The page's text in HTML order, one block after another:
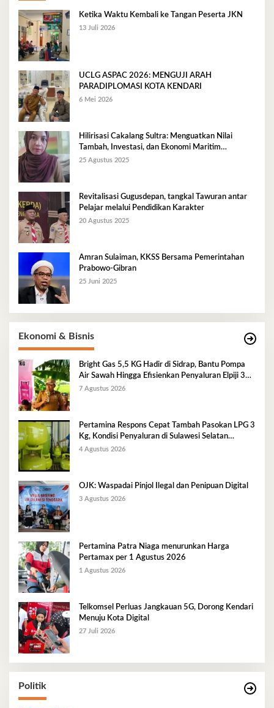
Ketika Waktu Kembali ke Tangan Peserta JKN
13 Juli 2026
UCLG ASPAC 2026: MENGUJI ARAH
PARADIPLOMASI KOTA KENDARI
6 Mei 2026
Hilirisasi Cakalang Sultra: Menguatkan Nilai
Tambah, Investasi, dan Ekonomi Maritim
Berkelanjutan
25 Agustus 2025
Revitalisasi Gugusdepan, tangkal Tawuran antar
Pelajar melalui Pendidikan Karakter
20 Agustus 2025
Amran Sulaiman, KKSS Bersama Pemerintahan
Prabowo-Gibran
25 Juni 2025
Ekonomi & Bisnis
Bright Gas 5,5 KG Hadir di Sidrap, Bantu Pompa
Air Sawah Hingga Efisienkan Penyaluran Elpiji 3
Kg
7 Agustus 2026
Pertamina Respons Cepat Tambah Pasokan LPG 3
Kg, Kondisi Penyaluran di Sulawesi Selatan
Berlangsung Kondusif
4 Agustus 2026
OJK: Waspadai Pinjol Ilegal dan Penipuan Digital
3 Agustus 2026
Pertamina Patra Niaga menurunkan Harga
Pertamax per 1 Agustus 2026
1 Agustus 2026
Telkomsel Perluas Jangkauan 5G, Dorong Kendari
Menuju Kota Digital
27 Juli 2026
Politik